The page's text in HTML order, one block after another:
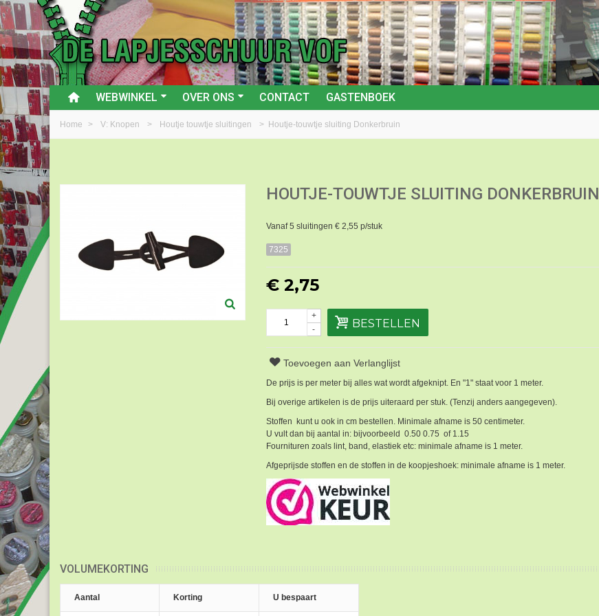
WEBWINKEL OVER ONS CONTACT GASTENBOEK
Home > V: Knopen > Houtje touwtje sluitingen > Houtje-touwtje sluiting Donkerbruin
HOUTJE-TOUWTJE SLUITING DONKERBRUIN
Vanaf 5 sluitingen € 2,55 p/stuk
7325
€ 2,75
-
+
BESTELLEN
Toevoegen aan Verlanglijst
De prijs is per meter bij alles wat wordt afgeknipt. En "1" staat voor 1 meter.
Bij overige artikelen is de prijs uiteraard per stuk. (Tenzij anders aangegeven).
Stoffen kunt u ook in cm bestellen. Minimale afname is 50 centimeter.
U vult dan bij aantal in: bijvoorbeeld 0.50 0.75 of 1.15
Fournituren zoals lint, band, elastiek etc: minimale afname is 1 meter.
Afgeprijsde stoffen en de stoffen in de koopjeshoek: minimale afname is 1 meter.
VOLUMEKORTING
Aantal Korting U bespaart